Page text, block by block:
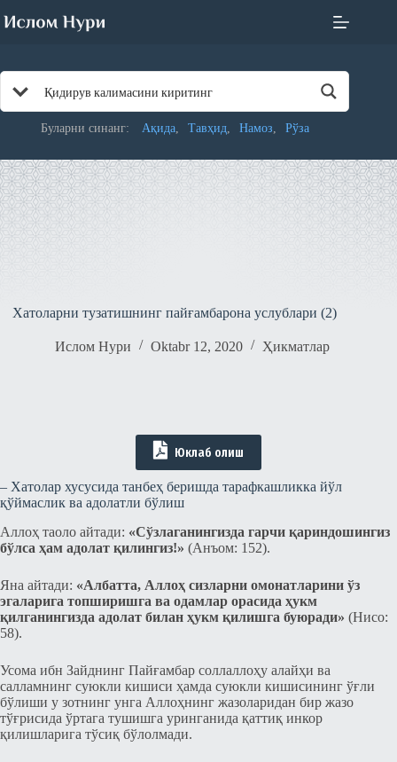
to
Буларни синанг: Ақида Тавҳид Намоз Рўза
Хатоларни тузатишнинг пайғамбарона услублари (2)
Ислом Нури Oktabr 12, 2020 Ҳикматлар
Юклаб олиш
– Хатолар хусусида танбеҳ беришда тарафкашликка йўл
қўймаслик ва адолатли бўлиш
Аллоҳ таоло айтади: «Сўзлаганингизда гарчи қариндошингиз
бўлса ҳам адолат қилингиз!» (Анъом: 152).
Яна айтади: «Албатта, Аллоҳ сизларни омонатларини ўз
эгаларига топширишга ва одамлар орасида ҳукм
қилганингизда адолат билан ҳукм қилишга буюради» (Нисо:
58).
Усома ибн Зайднинг Пайғамбар соллаллоҳу алайҳи ва
салламнинг суюкли кишиси ҳамда суюкли кишисининг ўғли
бўлиши у зотнинг унга Аллоҳнинг жазоларидан бир жазо
тўғрисида ўртага тушишга уринганида қаттиқ инкор
қилишларига тўсиқ бўлолмади.